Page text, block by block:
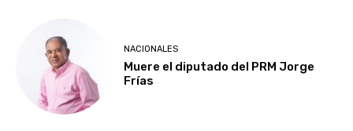
NACIONALES
Muere el diputado del PRM Jorge
Frías